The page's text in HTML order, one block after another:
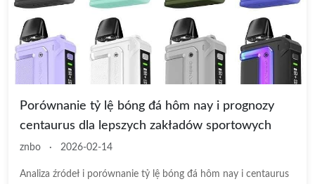
Porównanie tỷ lệ bóng đá hôm nay i prognozy
centaurus dla lepszych zakładów sportowych
znbo · 2026-02-14
Analiza źródeł i porównanie tỷ lệ bóng đá hôm nay i centaurus